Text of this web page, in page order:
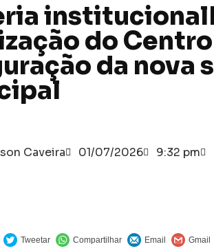
do
da nova
Caveira 01/07/2026 9:32 pm